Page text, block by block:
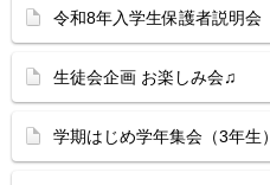
令和8年入学生保護者説明会
生徒会企画 お楽しみ会♫
学期はじめ学年集会（3年生）